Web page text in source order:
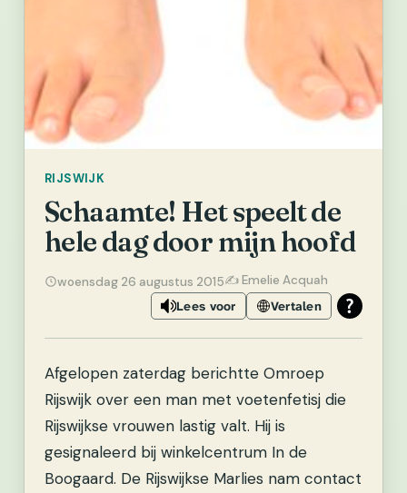
RIJSWIJK
Schaamte! Het speelt de
hele dag door mijn hoofd
woensdag 26 augustus 2015✍️ Emelie Acquah
Lees voor Vertalen
Afgelopen zaterdag berichtte Omroep
Rijswijk over een man met voetenfetisj die
Rijswijkse vrouwen lastig valt. Hij is
gesignaleerd bij winkelcentrum In de
Boogaard. De Rijswijkse Marlies nam contact